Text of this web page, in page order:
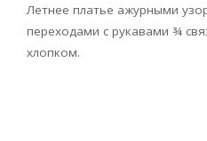
Летнее платье ажурными
переходами с рукавами ¾
хлопком.